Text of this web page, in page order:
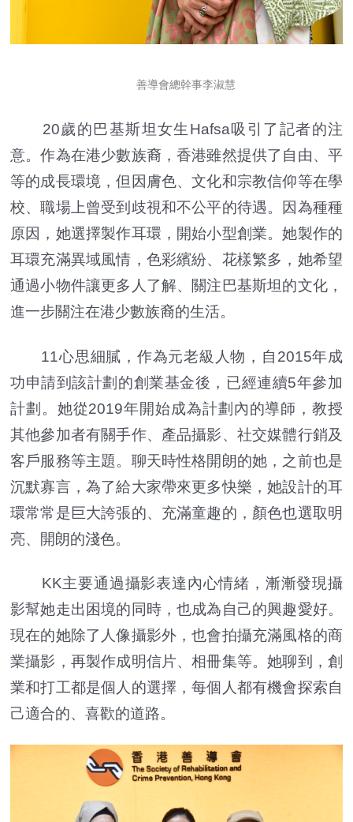
善導會總幹事李淑慧
20歲的巴基斯坦女生Hafsa吸引了記者的注
意。作為在港少數族裔，香港雖然提供了自由、平
等的成長環境，但因膚色、文化和宗教信仰等在學
校、職場上曾受到歧視和不公平的待遇。因為種種
原因，她選擇製作耳環，開始小型創業。她製作的
耳環充滿異域風情，色彩繽紛、花樣繁多，她希望
通過小物件讓更多人了解、關注巴基斯坦的文化，
進一步關注在港少數族裔的生活。
11心思細膩，作為元老級人物，自2015年成
功申請到該計劃的創業基金後，已經連續5年參加
計劃。她從2019年開始成為計劃內的導師，教授
其他參加者有關手作、產品攝影、社交媒體行銷及
客戶服務等主題。聊天時性格開朗的她，之前也是
沉默寡言，為了給大家帶來更多快樂，她設計的耳
環常常是巨大誇張的、充滿童趣的，顏色也選取明
亮、開朗的淺色。
KK主要通過攝影表達內心情緒，漸漸發現攝
影幫她走出困境的同時，也成為自己的興趣愛好。
現在的她除了人像攝影外，也會拍攝充滿風格的商
業攝影，再製作成明信片、相冊集等。她聊到，創
業和打工都是個人的選擇，每個人都有機會探索自
己適合的、喜歡的道路。